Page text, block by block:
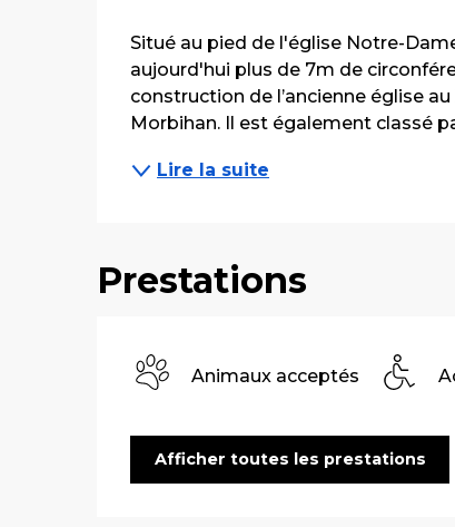
Description
Situé au pied de l'église Notre-
aujourd'hui plus de 7m de
construction de l’ancienne église
Morbihan. Il est également classé
Lire la suite
Prestations
Animaux acceptés
Afficher toutes les prestations